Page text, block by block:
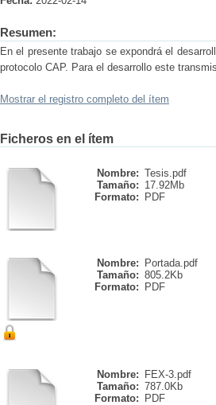
Resumen:
En el presente trabajo se expondrá el
protocolo CAP. Para el desarrollo este
Mostrar el registro completo del ítem
Ficheros en el ítem
Nombre: Tesis.pdf
Tamaño: 17.92Mb
Formato:
PDF
Nombre:
Portada.pdf
Tamaño: 805.2Kb
Formato:
PDF
Nombre:
FEX-3.pdf
Tamaño: 787.0Kb
Formato:
PDF